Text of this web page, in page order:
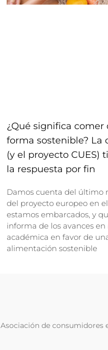
¿Qué significa comer
forma sostenible? La
(y el proyecto CUES)
la respuesta por fin
Damos cuenta del último
del proyecto europeo en
estamos embarcados, y
informa de los avances
académica en favor de
alimentación sostenible
Asociación de consumidores